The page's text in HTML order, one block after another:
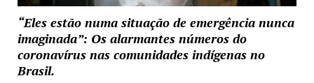
“Eles estão numa situação de emergência nunca
imaginada”: Os alarmantes números do
coronavírus nas comunidades indígenas no
Brasil.